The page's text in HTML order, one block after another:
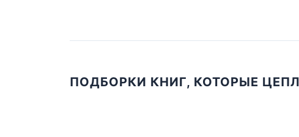
ПОДБОРКИ КНИГ, КОТОРЫЕ